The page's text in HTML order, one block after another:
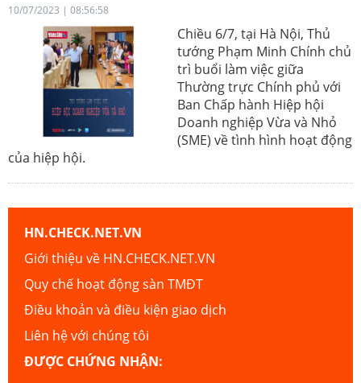
10/07/2023 | 08:56:58
Chiều 6/7, tại Hà Nội, Thủ
tướng Phạm Minh Chính chủ
trì buổi làm việc giữa
Thường trực Chính phủ với
Ban Chấp hành Hiệp hội
Doanh nghiệp Vừa và Nhỏ
(SME) về tình hình hoạt động
của hiệp hội.
HN.CHECK.NET.VN
Giới thiệu về HN.CHECK.NET.VN
Quy chế hoạt động sàn TMĐT
Điều khoản và điều kiện giao dịch
Liên hệ với chúng tôi
ĐƯỢC CHỨNG NHẬN: